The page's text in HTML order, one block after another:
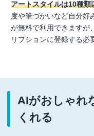
アートスタイルは10種類
度や筆づかいなど自分好
が無料で利用できますが
リプションに登録する必
AIがおしゃれ
くれる